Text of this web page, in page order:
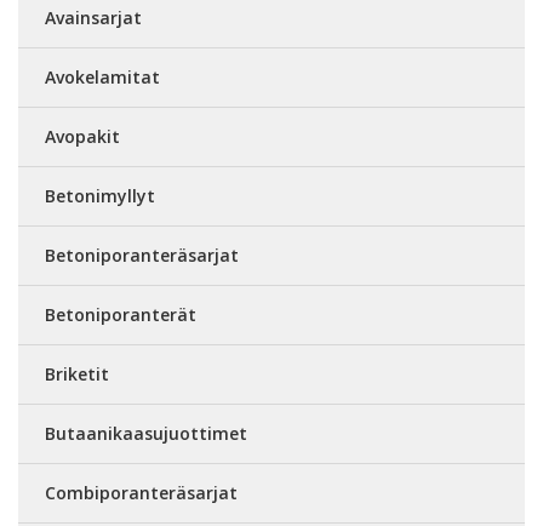
Avainsarjat
Avokelamitat
Avopakit
Betonimyllyt
Betoniporanteräsarjat
Betoniporanterät
Briketit
Butaanikaasujuottimet
Combiporanteräsarjat